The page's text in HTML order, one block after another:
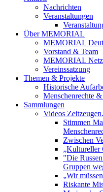
Nachrichten
Veranstaltungen
Über MEMORIAL
MEMORIAL
Vorstand & Team
MEMORIAL
Vereinssatzung
Themen & Projekte
Historische
Menschenrechte
Sammlungen
Videos
Stimmen
Zwischen
„Kultureller
"Die
Gruppen
„Wir
Riskante